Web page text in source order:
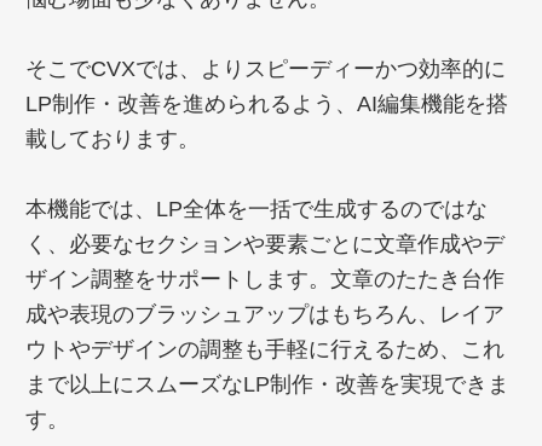
そこでCVXでは、よりスピーディーかつ効率的に
LP制作・改善を進められるよう、AI編集機能を搭
載しております。
本機能では、LP全体を一括で生成するのではな
く、必要なセクションや要素ごとに文章作成やデ
ザイン調整をサポートします。文章のたたき台作
成や表現のブラッシュアップはもちろん、レイア
ウトやデザインの調整も手軽に行えるため、これ
まで以上にスムーズなLP制作・改善を実現できま
す。